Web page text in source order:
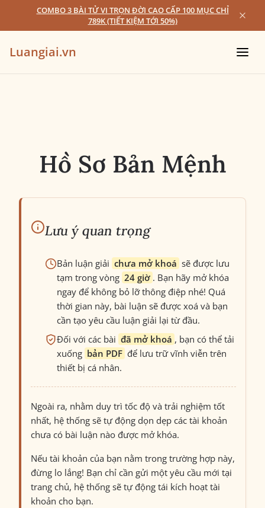
COMBO 3 BÀI TỬ VI TRỌN ĐỜI CAO CẤP 100 MỤC CHỈ
789K (TIẾT KIỆM TỚI 50%)
Luangiai.vn
Hồ Sơ Bản Mệnh
Lưu ý quan trọng
Bản luận giải chưa mở khoá sẽ được lưu
tạm trong vòng 24 giờ . Bạn hãy mở khóa
ngay để không bỏ lỡ thông điệp nhé! Quá
thời gian này, bài luận sẽ được xoá và bạn
cần tạo yêu cầu luận giải lại từ đầu.
Đối với các bài đã mở khoá , bạn có thể tải
xuống bản PDF để lưu trữ vĩnh viễn trên
thiết bị cá nhân.
Ngoài ra, nhằm duy trì tốc độ và trải nghiệm tốt
nhất, hệ thống sẽ tự động dọn dẹp các tài khoản
chưa có bài luận nào được mở khóa.
Nếu tài khoản của bạn nằm trong trường hợp này,
đừng lo lắng! Bạn chỉ cần gửi một yêu cầu mới tại
trang chủ, hệ thống sẽ tự động tái kích hoạt tài
khoản cho bạn.